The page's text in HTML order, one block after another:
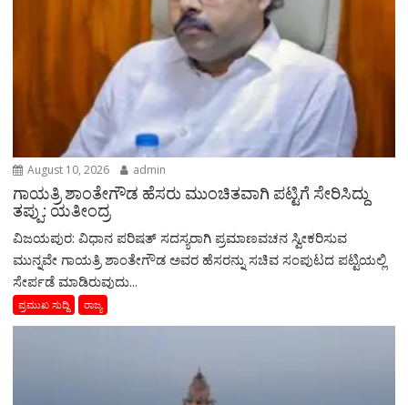
August 10, 2026 admin
ಗಾಯತ್ರಿ ಶಾಂತೇಗೌಡ ಹೆಸರು ಮುಂಚಿತವಾಗಿ ಪಟ್ಟಿಗೆ ಸೇರಿಸಿದ್ದು
ತಪ್ಪು: ಯತೀಂದ್ರ
ವಿಜಯಪುರ: ವಿಧಾನ ಪರಿಷತ್‌ ಸದಸ್ಯರಾಗಿ ಪ್ರಮಾಣವಚನ ಸ್ವೀಕರಿಸುವ
ಮುನ್ನವೇ ಗಾಯತ್ರಿ ಶಾಂತೇಗೌಡ ಅವರ ಹೆಸರನ್ನು ಸಚಿವ ಸಂಪುಟದ ಪಟ್ಟಿಯಲ್ಲಿ
ಸೇರ್ಪಡೆ ಮಾಡಿರುವುದು...
ಪ್ರಮುಖ ಸುದ್ದಿ ರಾಜ್ಯ